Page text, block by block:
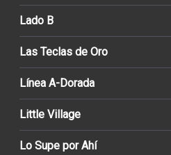
Lado B
Las Teclas de Oro
Línea A-Dorada
Little Village
Lo Supe por Ahí